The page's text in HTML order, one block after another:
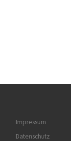
Impressum
Datenschutz